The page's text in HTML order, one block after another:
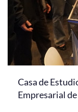
Casa de
Empresarial